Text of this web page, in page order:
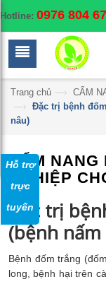
Hỗ trợ
trực
tuyến
Hotline: 0976 804
Trang chủ —› CẨM
—› Đặc trị bệnh
nâu)
CẨM NANG
NGHIỆP
Đặc trị
(bệnh
Bệnh đốm trắng
long, bệnh hại trên